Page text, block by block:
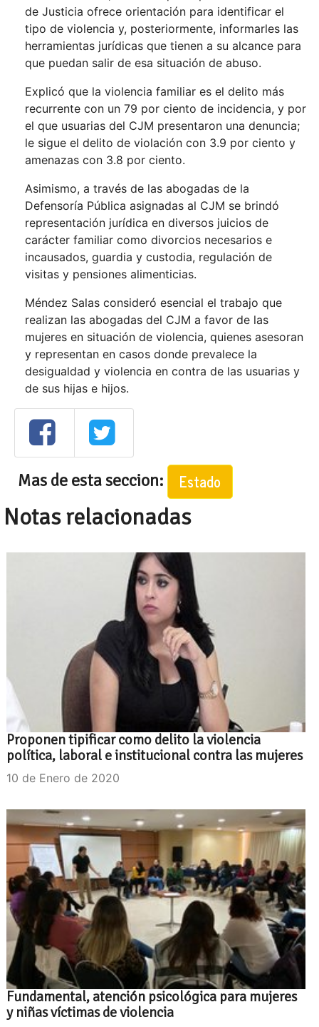
de Justicia ofrece orientación para identificar el
tipo de violencia y, posteriormente, informarles las
herramientas jurídicas que tienen a su alcance para
que puedan salir de esa situación de abuso.
Explicó que la violencia familiar es el delito más
recurrente con un 79 por ciento de incidencia, y por
el que usuarias del CJM presentaron una denuncia;
le sigue el delito de violación con 3.9 por ciento y
amenazas con 3.8 por ciento.
Asimismo, a través de las abogadas de la
Defensoría Pública asignadas al CJM se brindó
representación jurídica en diversos juicios de
carácter familiar como divorcios necesarios e
incausados, guardia y custodia, regulación de
visitas y pensiones alimenticias.
Méndez Salas consideró esencial el trabajo que
realizan las abogadas del CJM a favor de las
mujeres en situación de violencia, quienes asesoran
y representan en casos donde prevalece la
desigualdad y violencia en contra de las usuarias y
de sus hijas e hijos.
Mas de esta seccion: Estado
Notas relacionadas
Proponen tipificar como delito la violencia
política, laboral e institucional contra las mujeres
10 de Enero de 2020
Fundamental, atención psicológica para mujeres
y niñas víctimas de violencia